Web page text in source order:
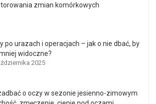
zmian komórkowych
po urazach i operacjach – jak o nie dbać, by
mniej widoczne?
2025
o oczy w sezonie jesienno-zimowym